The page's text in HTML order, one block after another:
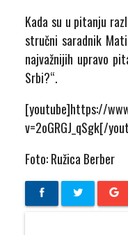
Kada su u pitanju
stručni saradnik
najvažnijih upravo
Srbi?“.
[youtube]https://
v=2oGRGJ_qSgk[/
Foto: Ružica Berber